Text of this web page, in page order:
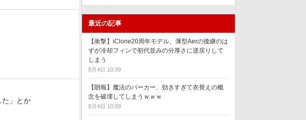
た」とか
最近の記事
【衝撃】iClone20周年モデル、薄型Aerの後継のは
ずが冷却フィンで初代並みの分厚さに逆戻りして
しまう
8月4日 10:39
【朗報】魔法のパーカー、効きすぎて衣替えの概
念を破壊してしまうｗｗｗ
8月4日 10:09